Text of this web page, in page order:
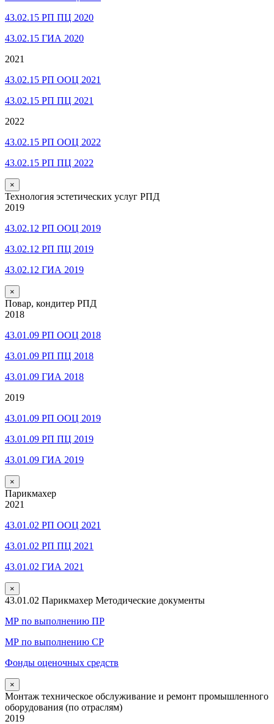
43.02.15 РП ПЦ 2020
43.02.15 ГИА 2020
2021
43.02.15 РП ООЦ 2021
43.02.15 РП ПЦ 2021
2022
43.02.15 РП ООЦ 2022
43.02.15 РП ПЦ 2022
×
Технология эстетических услуг РПД
2019
43.02.12 РП ООЦ 2019
43.02.12 РП ПЦ 2019
43.02.12 ГИА 2019
×
Повар, кондитер РПД
2018
43.01.09 РП ООЦ 2018
43.01.09 РП ПЦ 2018
43.01.09 ГИА 2018
2019
43.01.09 РП ООЦ 2019
43.01.09 РП ПЦ 2019
43.01.09 ГИА 2019
×
Парикмахер
2021
43.01.02 РП ООЦ 2021
43.01.02 РП ПЦ 2021
43.01.02 ГИА 2021
×
43.01.02 Парикмахер Методические документы
МР по выполнению ПР
МР по выполнению СР
Фонды оценочных средств
×
Монтаж техническое обслуживание и ремонт промышленного
оборудования (по отраслям)
2019